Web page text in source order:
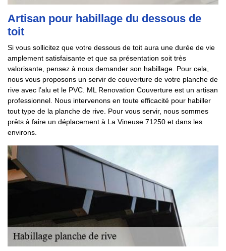
Artisan pour habillage du dessous de
toit
Si vous sollicitez que votre dessous de toit aura une durée de vie
amplement satisfaisante et que sa présentation soit très
valorisante, pensez à nous demander son habillage. Pour cela,
nous vous proposons un servir de couverture de votre planche de
rive avec l’alu et le PVC. ML Renovation Couverture est un artisan
professionnel. Nous intervenons en toute efficacité pour habiller
tout type de la planche de rive. Pour vous servir, nous sommes
prêts à faire un déplacement à La Vineuse 71250 et dans les
environs.